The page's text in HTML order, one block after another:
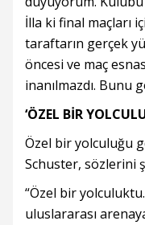
İlla ki final maçları
taraftarın gerçek
öncesi ve maç
inanılmazdı. Bunu
‘ÖZEL BİR
Özel bir yolculuğu
Schuster, sözlerini
“Özel bir
uluslararası